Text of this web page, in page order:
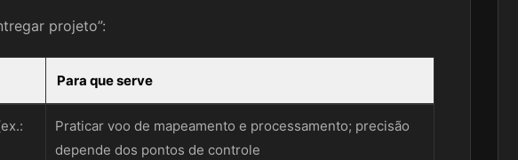
projeto”:
Para que serve
Praticar voo de mapeamento e processamento; precisão
depende dos pontos de controle